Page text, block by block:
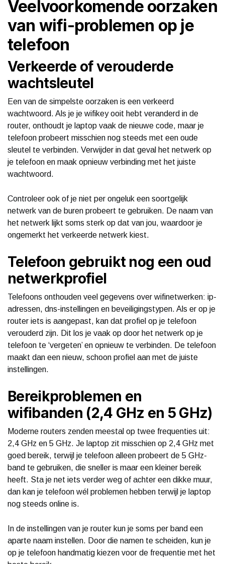
Veelvoorkomende oorzaken
van wifi-problemen op je
telefoon
Verkeerde of verouderde
wachtsleutel
Een van de simpelste oorzaken is een verkeerd
wachtwoord. Als je je wifikey ooit hebt veranderd in de
router, onthoudt je laptop vaak de nieuwe code, maar je
telefoon probeert misschien nog steeds met een oude
sleutel te verbinden. Verwijder in dat geval het netwerk op
je telefoon en maak opnieuw verbinding met het juiste
wachtwoord.
Controleer ook of je niet per ongeluk een soortgelijk
netwerk van de buren probeert te gebruiken. De naam van
het netwerk lijkt soms sterk op dat van jou, waardoor je
ongemerkt het verkeerde netwerk kiest.
Telefoon gebruikt nog een oud
netwerkprofiel
Telefoons onthouden veel gegevens over wifinetwerken: ip-
adressen, dns-instellingen en beveiligingstypen. Als er op je
router iets is aangepast, kan dat profiel op je telefoon
verouderd zijn. Dit los je vaak op door het netwerk op je
telefoon te ‘vergeten’ en opnieuw te verbinden. De telefoon
maakt dan een nieuw, schoon profiel aan met de juiste
instellingen.
Bereikproblemen en
wifibanden (2,4 GHz en 5 GHz)
Moderne routers zenden meestal op twee frequenties uit:
2,4 GHz en 5 GHz. Je laptop zit misschien op 2,4 GHz met
goed bereik, terwijl je telefoon alleen probeert de 5 GHz-
band te gebruiken, die sneller is maar een kleiner bereik
heeft. Sta je net iets verder weg of achter een dikke muur,
dan kan je telefoon wél problemen hebben terwijl je laptop
nog steeds online is.
In de instellingen van je router kun je soms per band een
aparte naam instellen. Door die namen te scheiden, kun je
op je telefoon handmatig kiezen voor de frequentie met het